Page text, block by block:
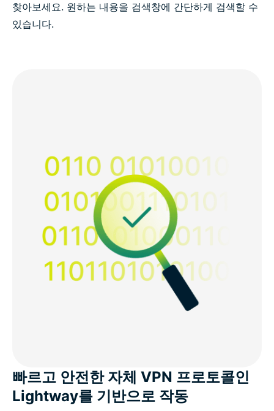
찾아보세요. 원하는 내용을 검색창에 간단하게 검색할 수
있습니다.
빠르고 안전한 자체 VPN 프로토콜인
Lightway를 기반으로 작동